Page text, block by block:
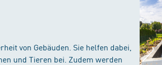
von Gebäuden. Sie helfen dabei,
und Tieren bei. Zudem werden